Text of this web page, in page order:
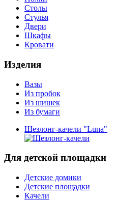
Столы
Стулья
Двери
Шкафы
Кровати
Изделия
Вазы
Из пробок
Из шишек
Из бумаги
Шезлонг-качели "Luna"
Для детской площадки
Детские домики
Детские площадки
Качели